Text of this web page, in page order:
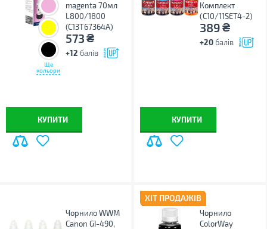
Ще
кольори
magenta 70мл
L800/1800
(C13T67364A)
573₴
+12 балів
КУПИТИ
Комплект
(C10/11SET4-2)
389₴
+20 балів
КУПИТИ
Чорнило WWM
Canon GI-490,
ХІТ ПРОДАЖІВ
Чорнило
ColorWay